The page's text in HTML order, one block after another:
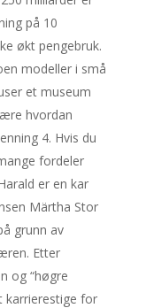
på 10
økt pengebruk.
modeller i små
et museum
hvordan
4. Hvis du
fordeler
er en kar
Märtha Stor
grunn av
Etter
og “høgre
karrierestige for